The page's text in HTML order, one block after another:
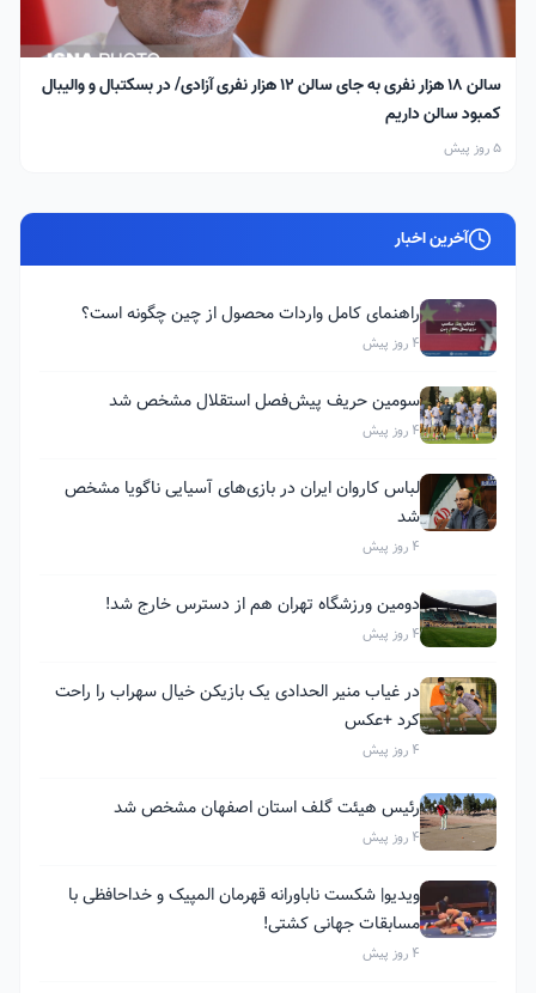
سالن ۱۸ هزار نفری به جای سالن ۱۲ هزار نفری آزادی/ در بسکتبال و والیبال
کمبود سالن داریم
5 روز پیش
آخرین اخبار
راهنمای کامل واردات محصول از چین چگونه است؟
4 روز پیش
سومین حریف پیش‌فصل استقلال مشخص شد
4 روز پیش
لباس کاروان ایران در بازی‌های آسیایی ناگویا مشخص
شد
4 روز پیش
دومین ورزشگاه تهران هم از دسترس خارج شد!
4 روز پیش
در غیاب منیر الحدادی یک بازیکن خیال سهراب را راحت
کرد +عکس
4 روز پیش
رئیس هیئت گلف استان اصفهان مشخص شد
4 روز پیش
ویدیو| شکست ناباورانه قهرمان المپیک و خداحافظی با
مسابقات جهانی کشتی!
4 روز پیش